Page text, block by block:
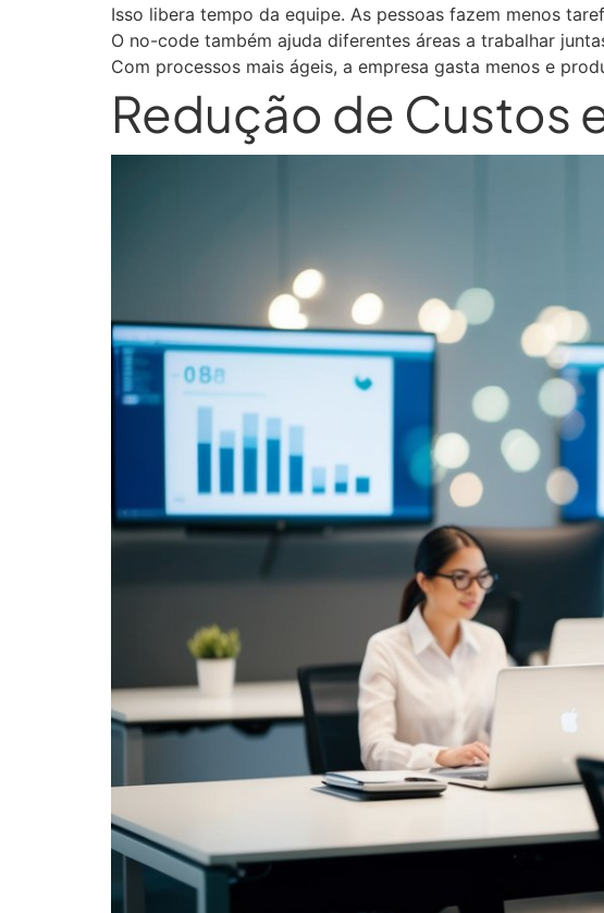
Isso libera tempo da equipe. As pessoas fazem menos
O no-code também ajuda diferentes áreas a trabalhar
Com processos mais ágeis, a empresa gasta menos e
Redução de Custos